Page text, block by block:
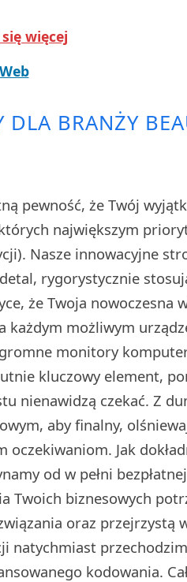
więcej
DLA BRANŻY
pewność, że Twój
największym
Nasze innowacyjne
rygorystycznie
że Twoja nowoczesna
każdym możliwym
monitory
kluczowy element,
nienawidzą czekać. Z
aby finalny,
Jak
od w pełni
Twoich biznesowych
oraz przejrzystą
natychmiast
kodowania.